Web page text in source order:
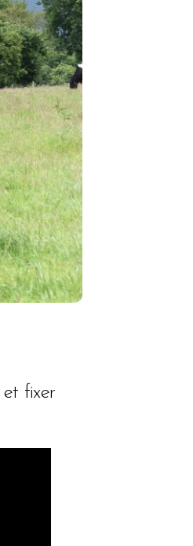
et fixer